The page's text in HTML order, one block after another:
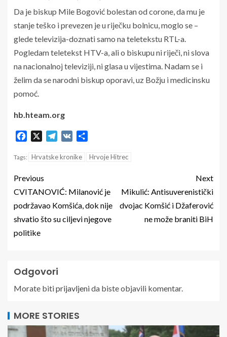
Da je biskup Mile Bogović bolestan od corone, da mu je
stanje teško i prevezen je u riječku bolnicu, moglo se –
glede televizija-doznati samo na teletekstu RTL-a.
Pogledam teletekst HTV-a, ali o biskupu ni riječi, ni slova
na nacionalnoj televiziji, ni glasa u vijestima. Nadam se i
želim da se narodni biskup oporavi, uz Božju i medicinsku
pomoć.
hb.hteam.org
Facebook Telegram
VK
Tags: Hrvatske kronike Hrvoje Hitrec
Previous
CVITANOVIĆ: Milanović je
podržavao Komšića, dok nije
shvatio što su ciljevi njegove
politike
Next
Mikulić: Antisuverenistički
dvojac Komšić i Džaferović
ne može braniti BiH
Odgovori
Morate bitiprijavljenida biste objavili komentar.
MORE STORIES